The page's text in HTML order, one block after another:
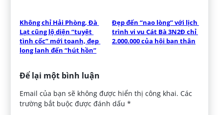
Không chỉ Hải Phòng, Đà
Lạt cũng lộ diện “tuyệt
tình cốc” mới toanh, đẹp
long lanh đến “hút hồn”
Đẹp đến “nao lòng” với lịch
trình vi vu Cát Bà 3N2Đ chỉ
2.000.000 của hội bạn thân
Để lại một bình luận
Email của bạn sẽ không được hiển thị công khai. Các
trường bắt buộc được đánh dấu*